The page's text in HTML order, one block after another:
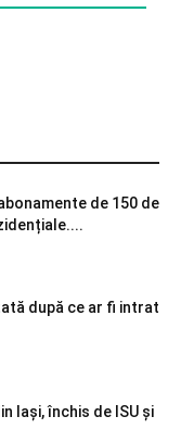
de 150 de
după ce ar fi intrat
Iași, închis de ISU și